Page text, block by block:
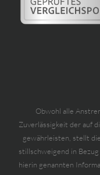
Obwohl alle
Zuverlässigkeit der auf
gewährleisten, stellt
stillschweigend in
hierin genannten